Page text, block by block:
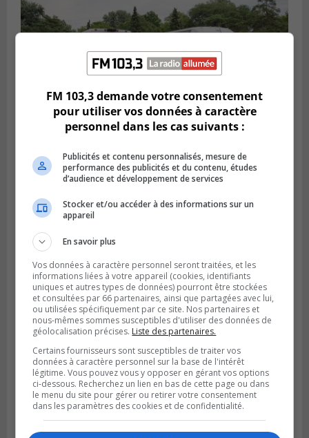
Publié le 31 juillet 2026 à 14h20
Le RTL dévoile sa nouvelle flotte de
transport adapté
BROSSARD
Publié le 31 juillet 2026 à 12h00
Le transport à la demande du RTL prend
de l’expansion à Brossard
FM 103,3 demande votre consentement
pour utiliser vos données à caractère
personnel dans les cas suivants :
Publicités et contenu personnalisés, mesure de
performance des publicités et du contenu, études
d’audience et développement de services
Stocker et/ou accéder à des informations sur un
appareil
En savoir plus
Vos données à caractère personnel seront traitées, et les
informations liées à votre appareil (cookies, identifiants
uniques et autres types de données) pourront être stockées
et consultées par 66 partenaires, ainsi que partagées avec lui,
ou utilisées spécifiquement par ce site. Nos partenaires et
nous-mêmes sommes susceptibles d'utiliser des données de
géolocalisation précises. Liste des partenaires.
Certains fournisseurs sont susceptibles de traiter vos
données à caractère personnel sur la base de l'intérêt
légitime. Vous pouvez vous y opposer en gérant vos options
ci-dessous. Recherchez un lien en bas de cette page ou dans
le menu du site pour gérer ou retirer votre consentement
dans les paramètres des cookies et de confidentialité.